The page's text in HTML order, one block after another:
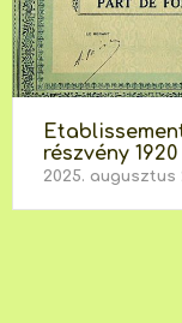
részvény
2025. augusztus